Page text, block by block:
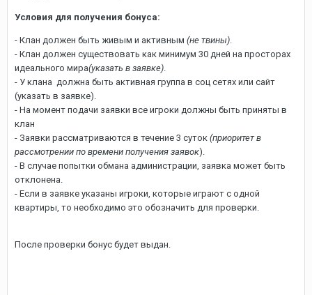
Условия для получения бонуса:
- Клан должен быть живым и активным (не твины).
- Клан должен существовать как минимум 30 дней на просторах
идеального мира(указать в заявке).
- У клана должна быть активная группа в соц сетях или сайт
(указать в заявке).
- На момент подачи заявки все игроки должны быть приняты в
клан
- Заявки рассматриваются в течение 3 суток (приоритет в
рассмотрении по времени получения заявок).
- В случае попытки обмана администрации, заявка может быть
отклонена.
- Если в заявке указаны игроки, которые играют с одной
квартиры, то необходимо это обозначить для проверки.
После проверки бонус будет выдан.